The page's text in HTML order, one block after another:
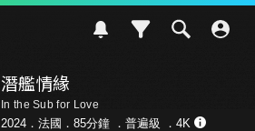
潛艦情緣
In the Sub for Love
2024．法國．85分鐘 ． 普遍級 ．4K